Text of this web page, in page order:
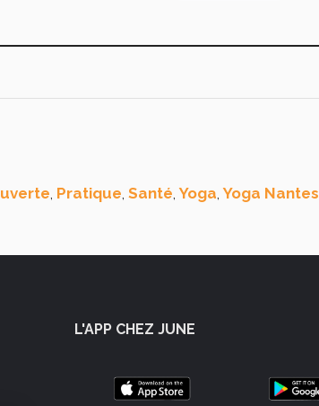
, Pratique, Santé,Yoga,Yoga Nantes
L'APP CHEZ JUNE